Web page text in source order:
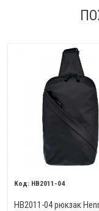
HB2011-04
HB2011-04 рюкзак